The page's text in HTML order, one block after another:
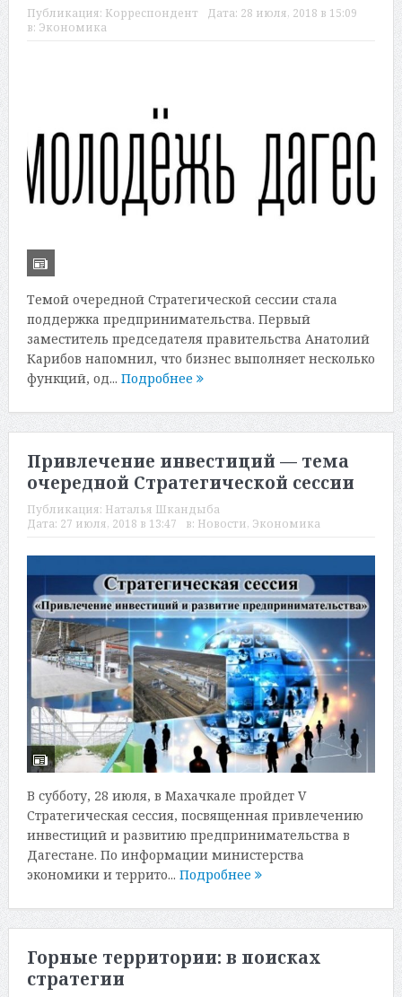
Публикация: Корреспондент Дата: 28 июля, 2018 в 15:09
в: Экономика
Темой очередной Стратегической сессии стала
поддержка предпринимательства. Первый
заместитель председателя правительства Анатолий
Карибов напомнил, что бизнес выполняет несколько
функций, од... Подробнее
Привлечение инвестиций — тема
очередной Стратегической сессии
Публикация: Наталья Шкандыба
Дата: 27 июля, 2018 в 13:47 в: Новости, Экономика
В субботу, 28 июля, в Махачкале пройдет V
Стратегическая сессия, посвященная привлечению
инвестиций и развитию предпринимательства в
Дагестане. По информации министерства
экономики и террито... Подробнее
Горные территории: в поисках
стратегии